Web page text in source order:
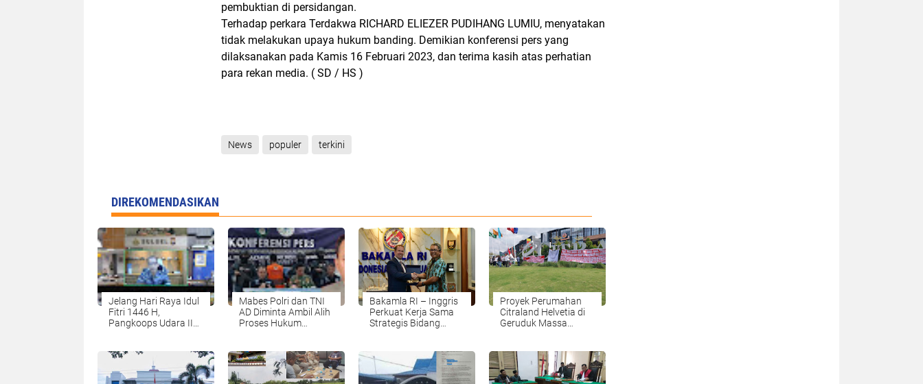
pembuktian di persidangan.
Terhadap perkara Terdakwa RICHARD ELIEZER PUDIHANG LUMIU, menyatakan
tidak melakukan upaya hukum banding. Demikian konferensi pers yang
dilaksanakan pada Kamis 16 Februari 2023, dan terima kasih atas perhatian
para rekan media. ( SD / HS )
News populer terkini
DIREKOMENDASIKAN
Jelang Hari Raya Idul
Fitri 1446 H,
Pangkoops Udara II
Mabes Polri dan TNI
AD Diminta Ambil Alih
Proses Hukum
Senilai 44 Miliar
Diduga Libatkan
Aparat
Bakamla RI – Inggris
Perkuat Kerja Sama
Strategis Bidang
Proyek Perumahan
Citraland Helvetia di
Geruduk Massa
Izin